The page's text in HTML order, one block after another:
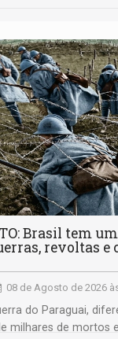
Brasil tem
revoltas e
08 de Agosto de 2026
do Paraguai,
milhares de mortos